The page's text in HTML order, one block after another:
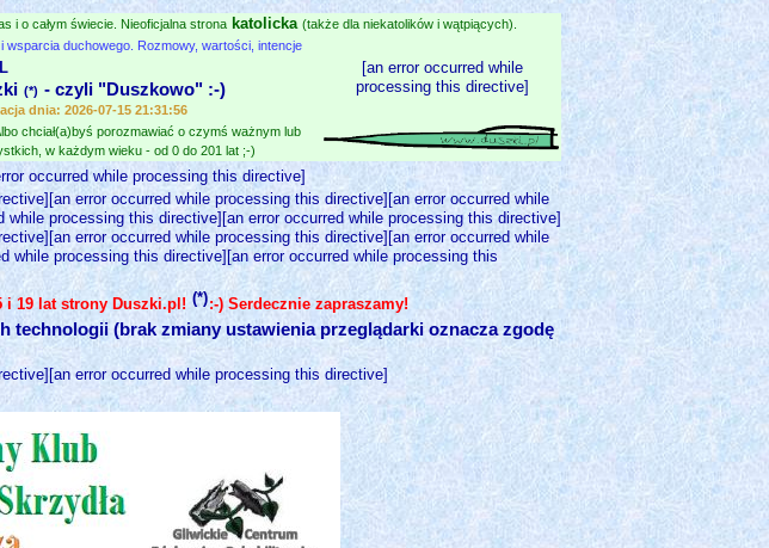
i o całym świecie. Nieoficjalna strona katolicka (także dla niekatolików i wątpiących).
duchowego. Rozmowy, wartości, intencje
(*) - czyli "Duszkowo" :-)
dnia: 2026-07-15 21:31:56
[an error occurred while
processing this directive]
chciał(a)byś porozmawiać o czymś ważnym lub
w każdym wieku - od 0 do 201 lat ;-)
occurred while processing this directive]
error occurred while processing this directive][an error occurred while
processing this directive][an error occurred while processing this directive]
error occurred while processing this directive][an error occurred while
processing this directive][an error occurred while processing this
i 19 lat strony Duszki.pl! (*):-) Serdecznie zapraszamy!
(brak zmiany ustawienia przeglądarki oznacza zgodę
error occurred while processing this directive]